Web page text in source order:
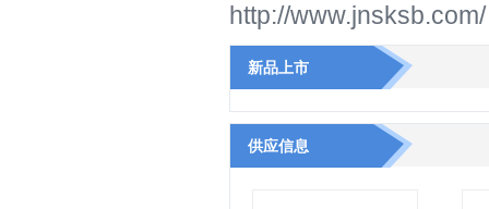
http://www.jnsksb.com/
新品上市
供应信息